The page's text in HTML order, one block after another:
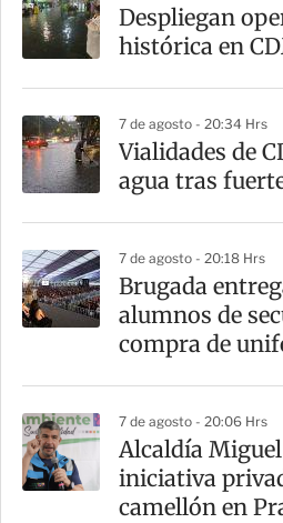
Despliegan
histórica en
7 de agosto - 20:34 Hrs
Vialidades de
agua tras
7 de agosto - 20:18 Hrs
Brugada
alumnos de
compra de
7 de agosto - 20:06 Hrs
Alcaldía
iniciativa
camellón en